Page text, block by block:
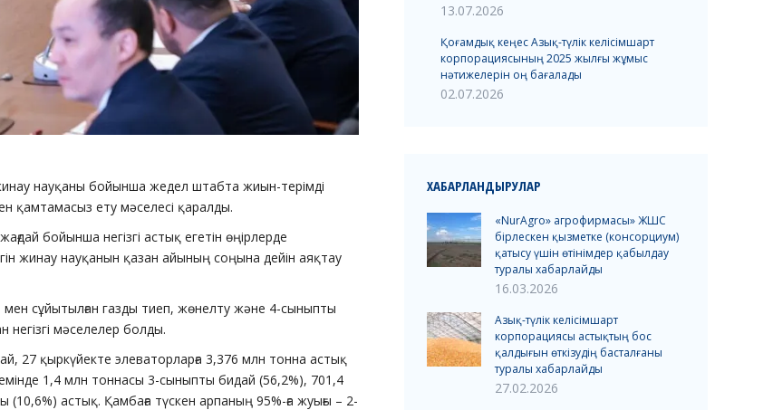
науқаны бойынша жедел штабта жиын-терімді
қамтамасыз ету мәселесі қаралды.
бойынша негізгі астық егетін өңірлерде
жинау науқанын қазан айының соңына дейін аяқтау
мен сұйытылған газды тиеп, жөнелту және 4-сыныпты
мәселелер болды.
27 қыркүйекте элеваторларға 3,376 млн тонна астық
1,4 млн тоннасы 3-сыныпты бидай (56,2%), 701,4
астық. Қамбаға түскен арпаның 95%-ға жуығы – 2-
13.07.2026
Қоғамдық кеңес Азық-түлік келісімшарт
корпорациясының 2025 жылғы жұмыс
нәтижелерін оң бағалады
02.07.2026
ХАБАРЛАНДЫРУЛАР
«NurAgro» агрофирмасы» ЖШС
бірлескен қызметке (консорциум)
қатысу үшін өтінімдер қабылдау
туралы хабарлайды
16.03.2026
Азық-түлік келісімшарт
корпорациясы астықтың бос
қалдығын өткізудің басталғаны
туралы хабарлайды
27.02.2026